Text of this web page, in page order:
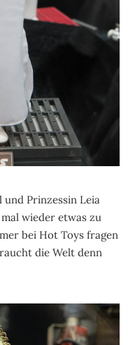
Prinzessin Leia
wieder etwas zu
bei Hot Toys fragen
die Welt denn